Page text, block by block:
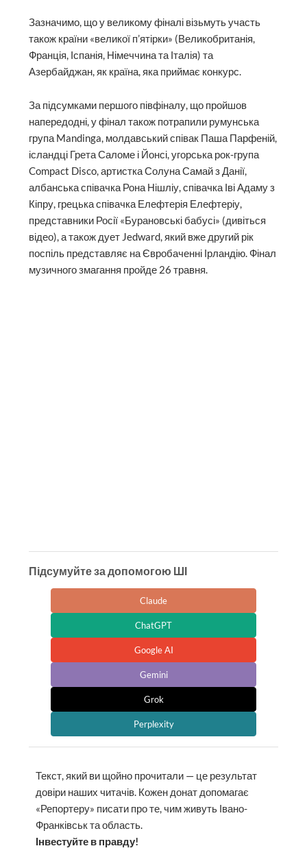
Зазначимо, що у великому фіналі візьмуть участь
також країни «великої п’ятірки» (Великобританія,
Франція, Іспанія, Німеччина та Італія) та
Азербайджан, як країна, яка приймає конкурс.
За підсумками першого півфіналу, що пройшов
напередодні, у фінал також потрапили румунська
група Mandinga, молдавський співак Паша Парфеній,
ісландці Грета Саломе і Йонсі, угорська рок-група
Compact Disco, артистка Солуна Самай з Данії,
албанська співачка Рона Нішліу, співачка Іві Адаму з
Кіпру, грецька співачка Елефтерія Елефтеріу,
представники Росії «Бурановські бабусі» (дивіться
відео), а також дует Jedward, який вже другий рік
поспіль представляє на Євробаченні Ірландію. Фінал
музичного змагання пройде 26 травня.
Підсумуйте за допомогою ШІ
Claude
ChatGPT
Google AI
Gemini
Grok
Perplexity
Текст, який ви щойно прочитали — це результат
довіри наших читачів. Кожен донат допомагає
«Репортеру» писати про те, чим живуть Івано-
Франківськ та область.
Інвестуйте в правду!